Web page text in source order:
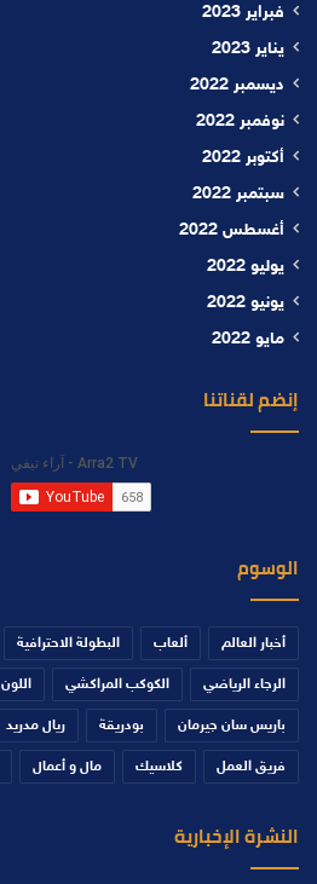
فبراير 2023
يناير 2023
ديسمبر 2022
نوفمبر 2022
أكتوبر 2022
سبتمبر 2022
أغسطس 2022
يوليو 2022
يونيو 2022
مايو 2022
إنضم لقناتنا
الوسوم
أخبار العالم ألعاب البطولة الاحترافية
الرجاء الرياضي الكوكب المراكشي اللون
باريس سان جيرمان بودريقة ريال مدريد
فريق العمل كلاسيك مال و أعمال
النشرة الإخبارية